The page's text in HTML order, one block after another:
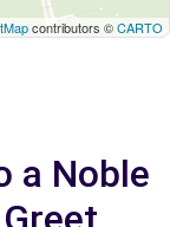
contributors ©CARTO
a Noble